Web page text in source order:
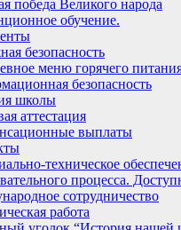
победа Великого народа
обучение.
безопасность
меню горячего
безопасность
школы
аттестация
выплаты
техническое
процесса.
сотрудничество
работа